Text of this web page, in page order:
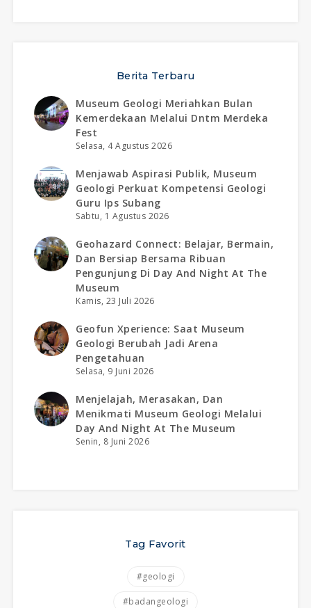
Berita Terbaru
Museum Geologi Meriahkan Bulan
Kemerdekaan Melalui Dntm Merdeka
Fest
Selasa, 4 Agustus 2026
Menjawab Aspirasi Publik, Museum
Geologi Perkuat Kompetensi Geologi
Guru Ips Subang
Sabtu, 1 Agustus 2026
Geohazard Connect: Belajar, Bermain,
Dan Bersiap Bersama Ribuan
Pengunjung Di Day And Night At The
Museum
Kamis, 23 Juli 2026
Geofun Xperience: Saat Museum
Geologi Berubah Jadi Arena
Pengetahuan
Selasa, 9 Juni 2026
Menjelajah, Merasakan, Dan
Menikmati Museum Geologi Melalui
Day And Night At The Museum
Senin, 8 Juni 2026
Tag Favorit
#geologi
#badangeologi